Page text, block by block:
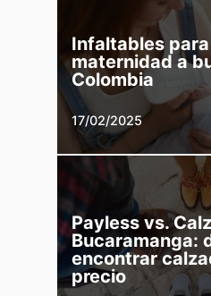
Infaltables
maternidad a
Colombia
17/02/2025
Payless vs.
Bucaramanga:
encontrar
precio